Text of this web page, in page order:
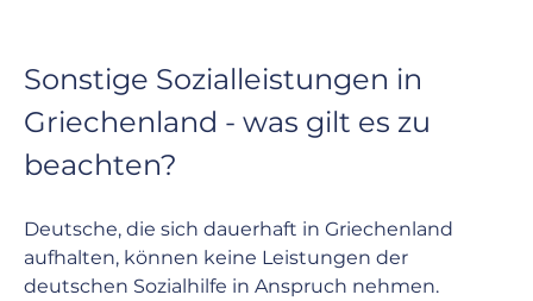
Sonstige Sozialleistungen in
Griechenland - was gilt es zu
beachten?
Deutsche, die sich dauerhaft in Griechenland
aufhalten, können keine Leistungen der
deutschen Sozialhilfe in Anspruch nehmen.